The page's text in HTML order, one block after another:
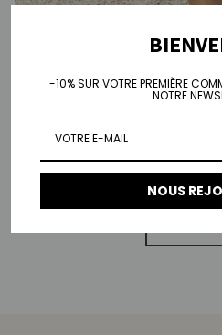
Nos pièces
minutieux et délicat, où
-10% SUR VOTRE PREMIÈRE
NOTRE
NOUS